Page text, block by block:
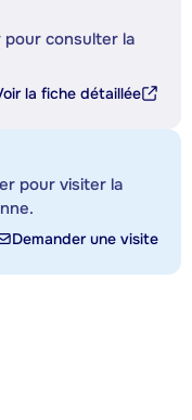
pour consulter la
la fiche détaillée
pour visiter la
Demander une visite